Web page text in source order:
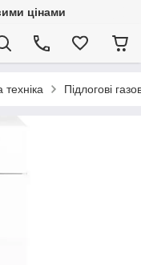
цінами
техніка Підлогові